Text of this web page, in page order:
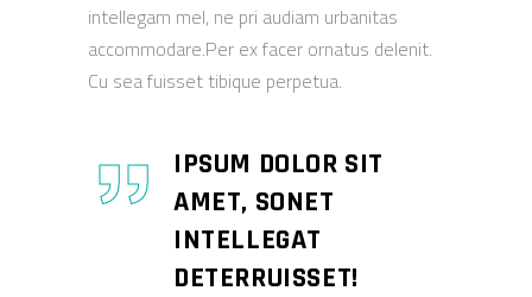
intellegam mel, ne pri audiam urbanitas
accommodare.Per ex facer ornatus delenit.
Cu sea fuisset tibique perpetua.
IPSUM DOLOR SIT
AMET, SONET
INTELLEGAT
DETERRUISSET!